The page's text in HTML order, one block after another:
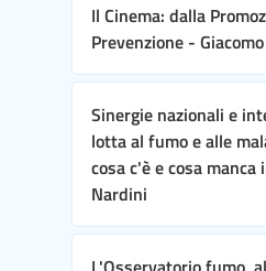
Il Cinema: dalla
Prevenzione -
Sinergie nazionali e
lotta al fumo e alle
cosa c'è e cosa
Nardini